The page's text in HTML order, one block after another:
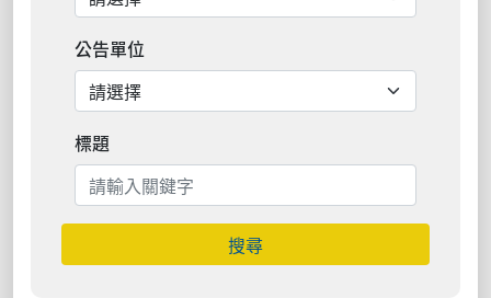
公告單位
標題
搜尋